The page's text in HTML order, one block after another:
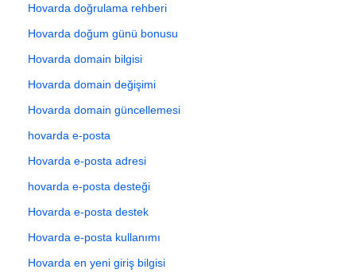
Hovarda doğrulama rehberi
Hovarda doğum günü bonusu
Hovarda domain bilgisi
Hovarda domain değişimi
Hovarda domain güncellemesi
hovarda e-posta
Hovarda e-posta adresi
hovarda e-posta desteği
Hovarda e-posta destek
Hovarda e-posta kullanımı
Hovarda en yeni giriş bilgisi